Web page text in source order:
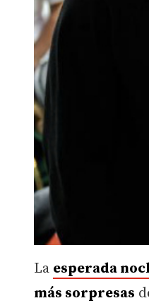
La esperada
más sorpresas